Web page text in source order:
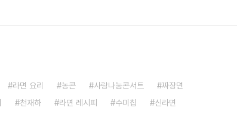
라면 요리 농콘 사랑나눔콘서트
짜장면
천재하 라면 레시피 수미칩
신라면